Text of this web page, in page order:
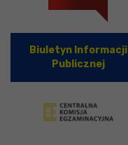
Biuletyn Informacji
Publicznej